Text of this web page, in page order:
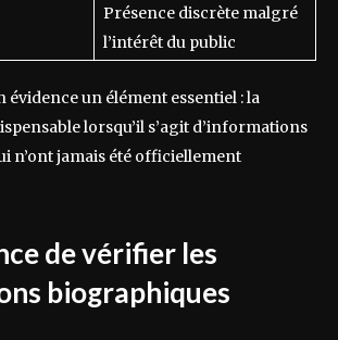
Présence discrète malgré
l’intérêt du public
évidence un élément essentiel : la
lorsqu’il s’agit d’informations
n’ont jamais été officiellement
de vérifier les
biographiques